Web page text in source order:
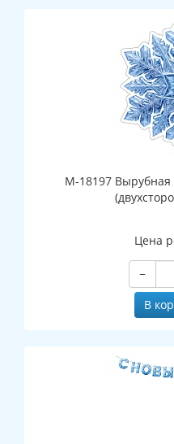
М-18197 Вырубная
Цена
−
В